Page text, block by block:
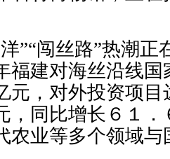
闯丝路”热潮正
福建对海丝沿线
元，对外投资项
，同比增长６１
农业等多个领域